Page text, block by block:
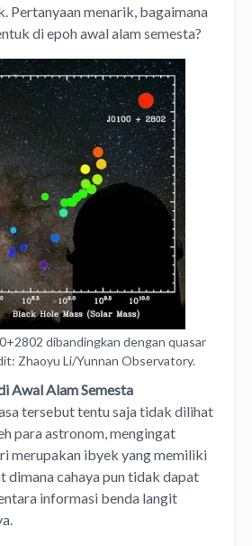
Pertanyaan menarik, bagaimana
di epoh awal alam semesta?
dibandingkan dengan quasar
Zhaoyu Li/Yunnan Observatory.
Awal Alam Semesta
tersebut tentu saja tidak dilihat
para astronom, mengingat
merupakan ibyek yang memiliki
dimana cahaya pun tidak dapat
informasi benda langit